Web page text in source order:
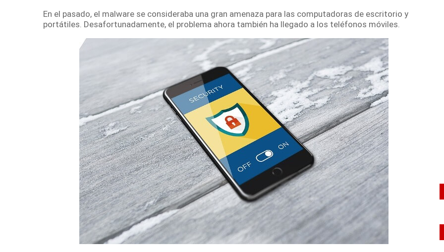
En el pasado, el malware se consideraba una gran amenaza para las computadoras de escritorio y
portátiles. Desafortunadamente, el problema ahora también ha llegado a los teléfonos móviles.